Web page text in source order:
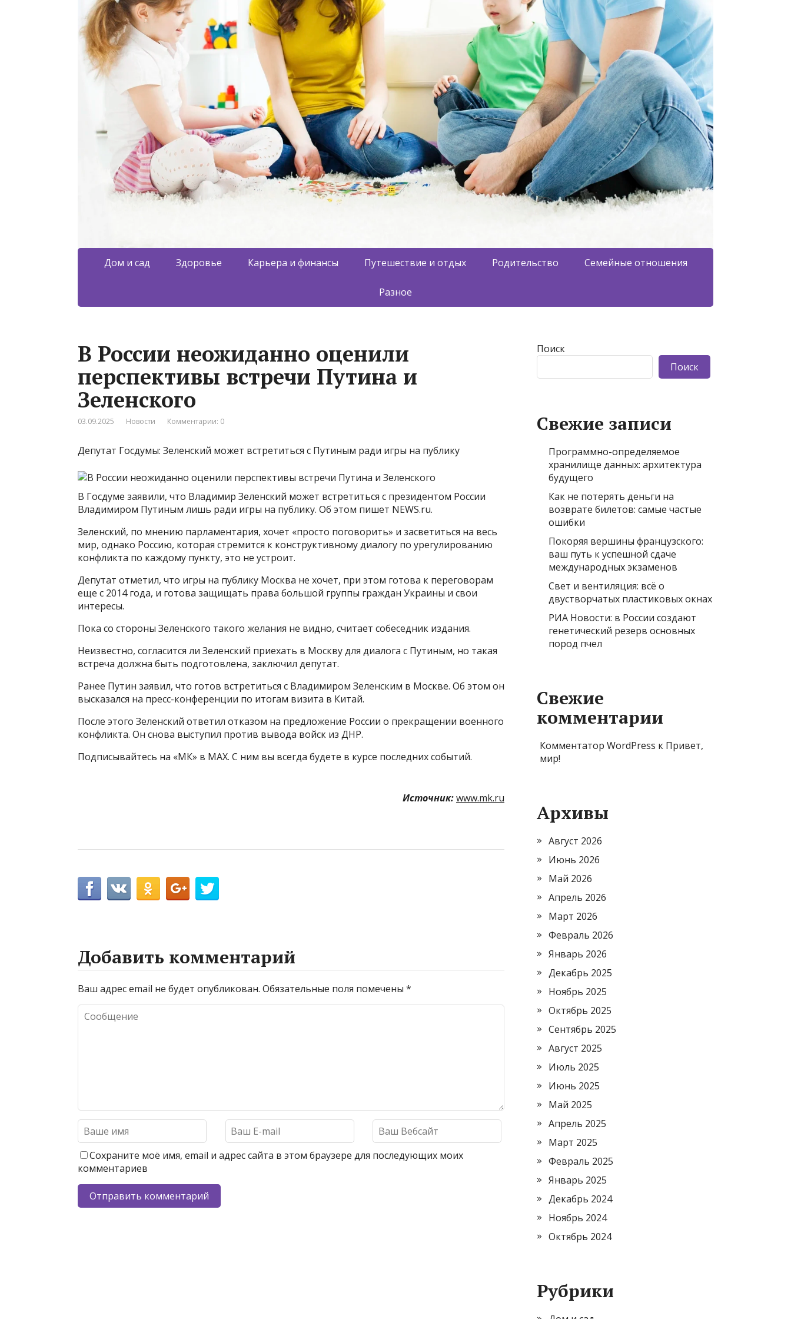
Дом и сад Здоровье Карьера и финансы Путешествие и отдых Родительство Семейные отношения
Разное
В России неожиданно оценили
перспективы встречи Путина и
Зеленского
03.09.2025 Новости Комментарии: 0
Депутат Госдумы: Зеленский может встретиться с Путиным ради игры на публику
В Госдуме заявили, что Владимир Зеленский может встретиться с президентом России
Владимиром Путиным лишь ради игры на публику. Об этом пишет NEWS.ru.
Зеленский, по мнению парламентария, хочет «просто поговорить» и засветиться на весь
мир, однако Россию, которая стремится к конструктивному диалогу по урегулированию
конфликта по каждому пункту, это не устроит.
Депутат отметил, что игры на публику Москва не хочет, при этом готова к переговорам
еще с 2014 года, и готова защищать права большой группы граждан Украины и свои
интересы.
Пока со стороны Зеленского такого желания не видно, считает собеседник издания.
Неизвестно, согласится ли Зеленский приехать в Москву для диалога с Путиным, но такая
встреча должна быть подготовлена, заключил депутат.
Ранее Путин заявил, что готов встретиться с Владимиром Зеленским в Москве. Об этом он
высказался на пресс-конференции по итогам визита в Китай.
После этого Зеленский ответил отказом на предложение России о прекращении военного
конфликта. Он снова выступил против вывода войск из ДНР.
Подписывайтесь на «МК» в MAX. С ним вы всегда будете в курсе последних событий.
Источник:www.mk.ru
Добавить комментарий
Ваш адрес email не будет опубликован. Обязательные поля помечены *
Сохраните моё имя, email и адрес сайта в этом браузере для последующих моих
комментариев
Поиск
Поиск
Свежие записи
Программно-определяемое
хранилище данных: архитектура
будущего
Как не потерять деньги на
возврате билетов: самые частые
ошибки
Покоряя вершины французского:
ваш путь к успешной сдаче
международных экзаменов
Свет и вентиляция: всё о
двустворчатых пластиковых окнах
РИА Новости: в России создают
генетический резерв основных
пород пчел
Свежие
комментарии
Комментатор WordPress к Привет,
мир!
Архивы
Август 2026
Июнь 2026
Май 2026
Апрель 2026
Март 2026
Февраль 2026
Январь 2026
Декабрь 2025
Ноябрь 2025
Октябрь 2025
Сентябрь 2025
Август 2025
Июль 2025
Июнь 2025
Май 2025
Апрель 2025
Март 2025
Февраль 2025
Январь 2025
Декабрь 2024
Ноябрь 2024
Октябрь 2024
Рубрики